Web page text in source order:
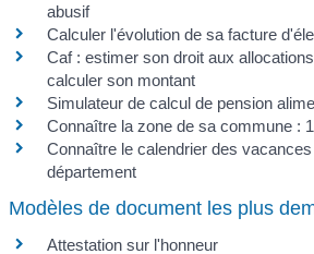
abusif
Calculer l'évolution de sa facture
Caf : estimer son droit aux
calculer son montant
Simulateur de calcul de pension
Connaître la zone de sa commune :
Connaître le calendrier des
département
Modèles de document les plus
Attestation sur l'honneur